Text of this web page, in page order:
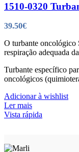
1510-0320
39.50€
O turbante oncológico
respiração adequada
Turbante específico
oncológicos
Adicionar à wishlist
Ler mais
Vista rápida